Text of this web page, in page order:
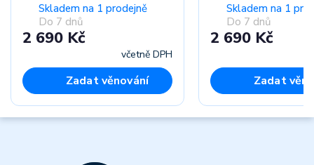
Skladem na 1 prodejně
Do 7 dnů
2 690 Kč
včetně DPH
Zadat věnování
Skladem na 1
Do 7 dnů
2 690 Kč
Zadat